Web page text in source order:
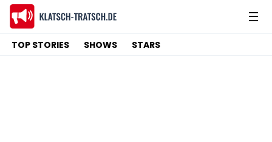
TOP STORIES SHOWS STARS